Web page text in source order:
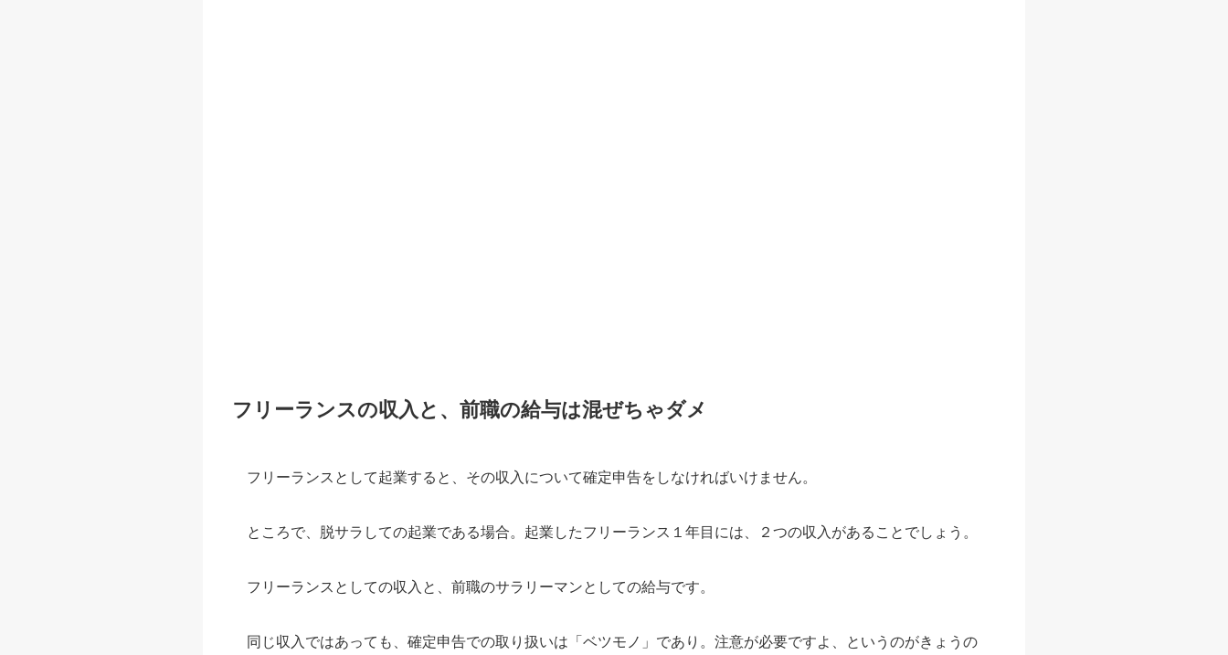
フリーランスの収入と、前職の給与は混ぜちゃダメ
フリーランスとして起業すると、その収入について確定申告をしなければいけません。
ところで、脱サラしての起業である場合。起業したフリーランス１年目には、２つの収入があることでしょう。
フリーランスとしての収入と、前職のサラリーマンとしての給与です。
同じ収入ではあっても、確定申告での取り扱いは「ベツモノ」であり。注意が必要ですよ、というのがきょうの